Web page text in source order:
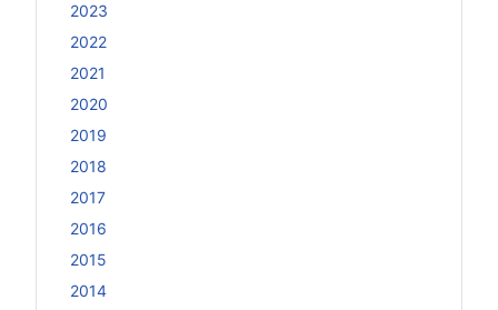
2023
2022
2021
2020
2019
2018
2017
2016
2015
2014